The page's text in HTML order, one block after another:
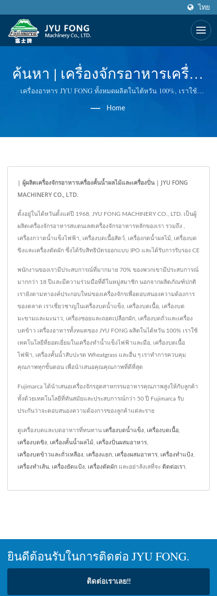
ไทย
ค้นหา | เครื่องจักรอาหารเครื่อง
ปั่นน้ำผลไม้และผลิตภัณฑ์อาหาร
มากกว่า 50 ปี | JYU FONG
เครื่องอาหาร JYU FONG ทั้งหมดผลิตในไต้หวัน 100%, เราใช้
Home
| ผู้ผลิตเครื่องจักรอาหารเครื่องคั้นน้ำผลไม้และเครื่องปั่น | JYU FONG
MACHINERY CO., LTD.
ตั้งอยู่ในไต้หวันตั้งแต่ปี 1968, JYU FONG MACHINERY CO., LTD. เป็นผู้
ผลิตเครื่องจักรอาหารสแตนเลสเครื่องจักรอาหารหลักของเรา รวมถึง ,
เครื่องกวาดน้ำแข็งไฟฟ้า, เครื่องบดเนื้อสัตว์, เครื่องกดน้ำผลไม้, เครื่องบด
ขิงและเครื่องตัดผัก ซึ่งได้รับสิทธิบัตรออกแบบ IPO และได้รับการรับรอง CE
พนักงานของเรามีประสบการณ์ที่มากมาย 70% ของพวกเขามีประสบการณ์
มากกว่า 18 ปีและมีความร่วมมือที่ดีในหมู่สมาชิก นอกจากผลิตภัณฑ์ปกติ
เรายังตามหาองค์ประกอบใหม่ของเครื่องจักรเพื่อตอบสนองความต้องการ
ของตลาด เราเชี่ยวชาญในเครื่องบดน้ำแข็ง, เครื่องบดเนื้อ, เครื่องบด
มะขามและมะนาว, เครื่องซอยและถอดเปลือกผัก, เครื่องบดถั่วและเครื่อง
บดข้าว เครื่องอาหารทั้งหมดของ JYU FONG ผลิตในไต้หวัน 100% เราใช้
เทคโนโลยีที่ยอดเยี่ยมในเครื่องทำน้ำแข็งไฟฟ้าและมือ, เครื่องบดเนื้อ
ไฟฟ้า, เครื่องคั้นน้ำสับปะรด Wheatgrass และอื่น ๆ เราทำการควบคุม
คุณภาพทุกขั้นตอน เพื่อนำเสนอคุณคุณภาพที่ดีที่สุด
Fujimarca ได้นำเสนอเครื่องจักรอุตสาหกรรมอาหารคุณภาพสูงให้กับลูกค้า
ทั้งด้วยเทคโนโลยีที่ทันสมัยและประสบการณ์กว่า 50 ปี Fujimarca รับ
ประกันว่าจะตอบสนองความต้องการของลูกค้าแต่ละราย
ดูเครื่องบดและบดอาหารที่ทนทาน เครื่องบดน้ำแข็ง เครื่องบดเนื้อ
เครื่องบดขิง เครื่องคั้นน้ำผลไม้ เครื่องปั่นผสมอาหาร
เครื่องบดข้าวและถั่วเหลือง เครื่องแยก เครื่องผสมอาหาร เครื่องทำแป้ง
เครื่องทำเส้น เครื่องยัดแป้ง เครื่องตัดผัก และอย่าลังเลที่จะ ติดต่อเรา
ยินดีต้อนรับในการติดต่อ JYU FONG.
ติดต่อเราเลย!!